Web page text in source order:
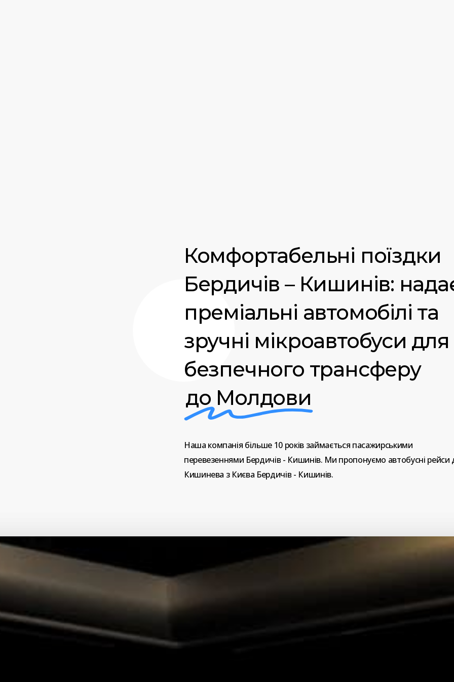
Комфортабельні поїздки
Бердичів – Кишинів:
преміальні автомобілі та
зручні мікроавтобуси для
безпечного трансферу
до Молдови
Наша компанія більше 10 роківзаймається пасажирськими
перевезеннями Бердичів - Кишинів. Ми пропонуємо автобусні рейси
Кишинева з Києва Бердичів - Кишинів.